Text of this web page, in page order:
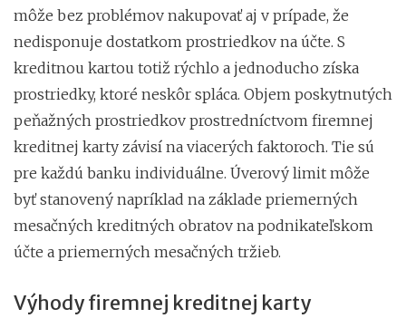
môže bez problémov nakupovať aj v prípade, že
nedisponuje dostatkom prostriedkov na účte. S
kreditnou kartou totiž rýchlo a jednoducho získa
prostriedky, ktoré neskôr spláca. Objem poskytnutých
peňažných prostriedkov prostredníctvom firemnej
kreditnej karty závisí na viacerých faktoroch. Tie sú
pre každú banku individuálne. Úverový limit môže
byť stanovený napríklad na základe priemerných
mesačných kreditných obratov na podnikateľskom
účte a priemerných mesačných tržieb.
Výhody firemnej kreditnej karty